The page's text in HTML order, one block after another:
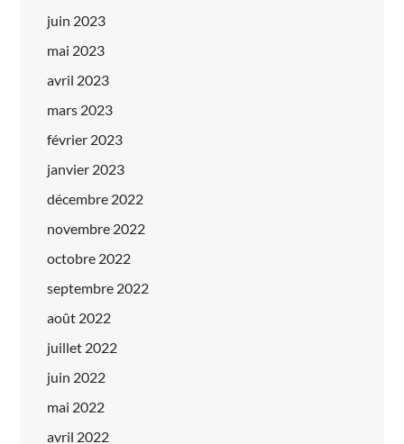
juin 2023
mai 2023
avril 2023
mars 2023
février 2023
janvier 2023
décembre 2022
novembre 2022
octobre 2022
septembre 2022
août 2022
juillet 2022
juin 2022
mai 2022
avril 2022